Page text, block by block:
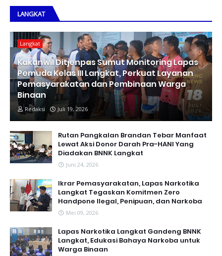
LANGKAT
Langkat
Kakanwil Ditjenpas Sumut Monitoring Lapas
Pemuda Kelas III Langkat, Perkuat Layanan
Pemasyarakatan dan Pembinaan Warga
Binaan
Redaksi Juli 19, 2026
Rutan Pangkalan Brandan Tebar Manfaat
Lewat Aksi Donor Darah Pra-HANI Yang
Diadakan BNNK Langkat
Juni 24, 2026
Ikrar Pemasyarakatan, Lapas Narkotika
Langkat Tegaskan Komitmen Zero
Handpone llegal, Penipuan, dan Narkoba
Mei 09, 2026
Lapas Narkotika Langkat Gandeng BNNK
Langkat, Edukasi Bahaya Narkoba untuk
Warga Binaan